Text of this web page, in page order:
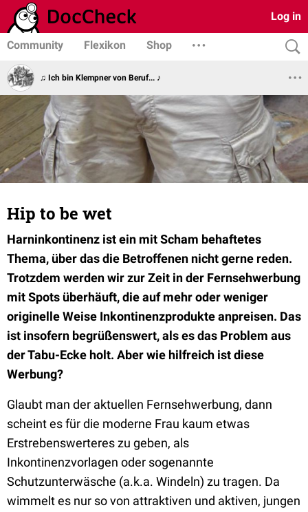
Log in
Community Flexikon Shop
♫ Ich bin Klempner von Beruf... ♪
Hip to be wet
Harninkontinenz ist ein mit Scham behaftetes
Thema, über das die Betroffenen nicht gerne reden.
Trotzdem werden wir zur Zeit in der Fernsehwerbung
mit Spots überhäuft, die auf mehr oder weniger
originelle Weise Inkontinenzprodukte anpreisen. Das
ist insofern begrüßenswert, als es das Problem aus
der Tabu-Ecke holt. Aber wie hilfreich ist diese
Werbung?
Glaubt man der aktuellen Fernsehwerbung, dann
scheint es für die moderne Frau kaum etwas
Erstrebenswerteres zu geben, als
Inkontinenzvorlagen oder sogenannte
Schutzunterwäsche (a.k.a. Windeln) zu tragen. Da
wimmelt es nur so von attraktiven und aktiven, jungen